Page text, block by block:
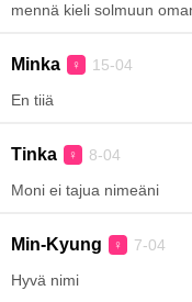
mennä kieli solmuun
Minka ♀ 15-04
En tiiä
Tinka ♀ 8-04
Moni ei tajua nimeäni
Min-Kyung ♀ 7-04
Hyvä nimi